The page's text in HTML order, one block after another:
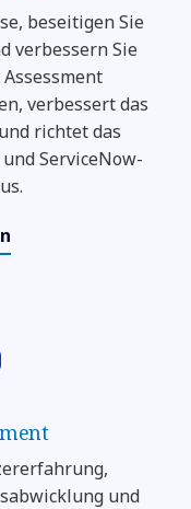
beseitigen Sie
verbessern Sie
verbessert das
richtet das
ServiceNow-
und